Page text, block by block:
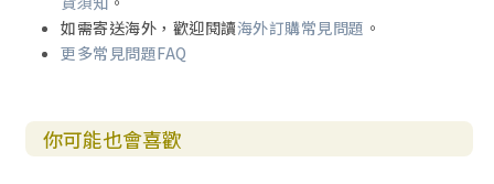
如需寄送海外，歡迎閱讀海外訂購常見問題 。
更多常見問題FAQ
你可能也會喜歡